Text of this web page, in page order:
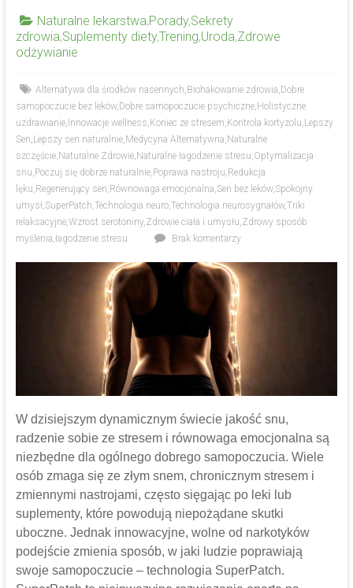
Naturalne lekarstwa,Porady,Sekrety
zdrowia,Suplementy diety,Trening,Uroda,Zdrowe
odżywianie
Alternatywa dla środków nasennych, Biohakowanie zdrowia, Dobre
samopoczucie bez leków, Dobre samopoczucie psychiczne, Holistyczne
uzdrawianie, Innowacje wellness, Koniec ze stresem, Kontrola kortyzolu, Lepszy
Sen, Lepszy sen naturalnie, Medycyna Alternatywna, Naturalne
szczęście, Naturalne Zdrowie, Naturalne łagodzenie stresu,Optymalizacja
snu, Poczuj się dobrze naturalnie, Poprawa nastroju, Redukcja
lęku, Regenerujący sen, Równowaga emocjonalna,Sen bez leków,Spokojny
umysł,SuperPatch,Technologia neuro,Technologia neurosygnałów,Triki
relaksacyjne,Wzrost serotoniny,Zdrowie ciała i umysłu,Zdrowy sposób
myślenia,łagodzenie stresu Brak komentarzy
W dzisiejszym dynamicznym świecie jakość snu,
radzenie sobie ze stresem i równowaga emocjonalna są
niezbędne dla ogólnego dobrego samopoczucia. Wiele
osób zmaga się ze złym snem, chronicznym stresem i
zmiennymi nastrojami, często sięgając po leki lub
suplementy, które powodują niepożądane skutki
uboczne. Jednak innowacyjne, wolne od narkotyków
podejście zmienia sposób, w jaki ludzie poprawiają
swoje samopoczucie – technologia SuperPatch.